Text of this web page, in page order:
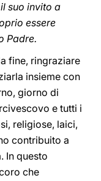
suo invito a
essere
Padre.
fine, ringraziare
insieme con
giorno di
e tutti i
religiose, laici,
contribuito a
In questo
che